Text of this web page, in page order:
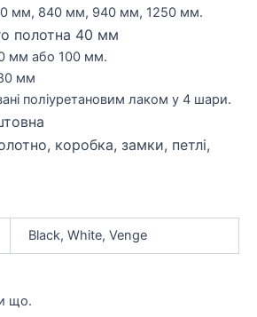
мм, 840 мм, 940 мм, 1250 мм.
полотна 40 мм
мм або 100 мм.
мм
поліуретановим лаком у 4 шари.
коробка, замки, петлі,
Black, White, Venge
що.